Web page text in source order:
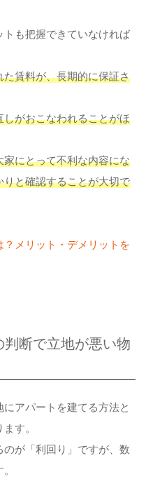
も把握できていなければ
賃料が、長期的に保証さ
がおこなわれることがほ
にとって不利な内容にな
と確認することが大切で
メリット・デメリットを
断で立地が悪い物
アパートを建てる方法と
す。
が「利回り」ですが、数